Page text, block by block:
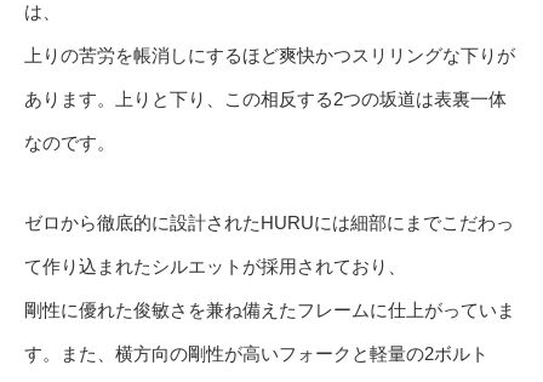
は、
上りの苦労を帳消しにするほど爽快かつスリリングな下りが
あります。上りと下り、この相反する2つの坂道は表裏一体
なのです。
ゼロから徹底的に設計されたHURUには細部にまでこだわっ
て作り込まれたシルエットが採用されており、
剛性に優れた俊敏さを兼ね備えたフレームに仕上がっていま
す。また、横方向の剛性が高いフォークと軽量の2ボルト